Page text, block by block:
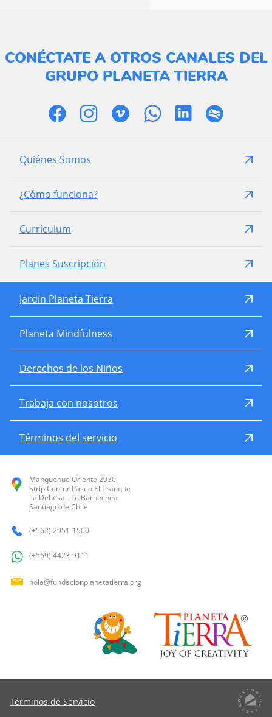
CONÉCTATE A OTROS CANALES DEL
GRUPO PLANETA TIERRA
Quiénes Somos
¿Cómo funciona?
Currículum
Planes Suscripción
Jardín Planeta Tierra
Planeta Mindfulness
Derechos de los Niños
Trabaja con nosotros
Términos del servicio
Manquehue Oriente 2030
Strip Center Paseo El Tranque
La Dehesa - Lo Barnechea
Santiago de Chile
(+562) 2951-1500
(+569) 4423-9111
hola@fundacionplanetatierra.org
Términos de Servicio